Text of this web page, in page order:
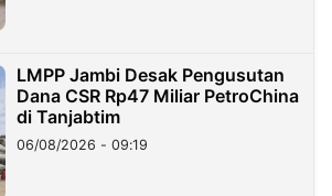
LMPP Jambi Desak Pengusutan
Dana CSR Rp47 Miliar PetroChina
di Tanjabtim
06/08/2026 - 09:19